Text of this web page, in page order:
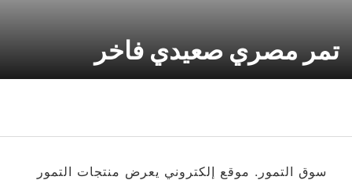
تمر مصري صعيدي فاخر
سوق التمور. موقع إلكتروني يعرض منتجات التمور